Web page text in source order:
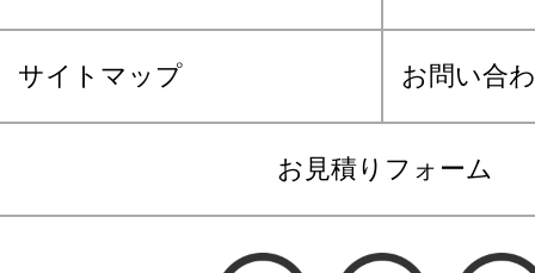
サイトマップ お問い合
お見積りフォーム